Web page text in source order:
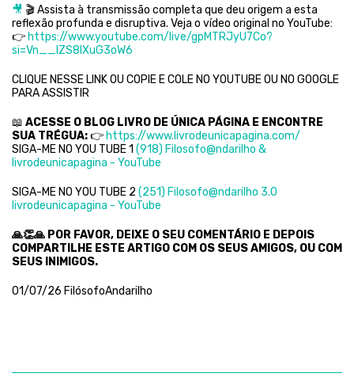
🎥 🎬 Assista à transmissão completa que deu origem a esta
reflexão profunda e disruptiva. Veja o vídeo original no YouTube:
👉 https://www.youtube.com/live/gpMTRJyU7Co?
si=Vn__IZS8IXuG3oW6
CLIQUE NESSE LINK OU COPIE E COLE NO YOUTUBE OU NO GOOGLE
PARA ASSISTIR
📖 ACESSE O BLOG LIVRO DE ÚNICA PÁGINA E ENCONTRE
SUA TRÉGUA:👉 https://www.livrodeunicapagina.com/
SIGA-ME NO YOU TUBE 1 (918) Filosofo@ndarilho &
livrodeunicapagina - YouTube
SIGA-ME NO YOU TUBE 2 (251) Filosofo@ndarilho 3.0
livrodeunicapagina - YouTube
🙏👏🙏 POR FAVOR, DEIXE O SEU COMENTÁRIO E DEPOIS
COMPARTILHE ESTE ARTIGO COM OS SEUS AMIGOS, OU COM
SEUS INIMIGOS.
01/07/26 FilósofoAndarilho